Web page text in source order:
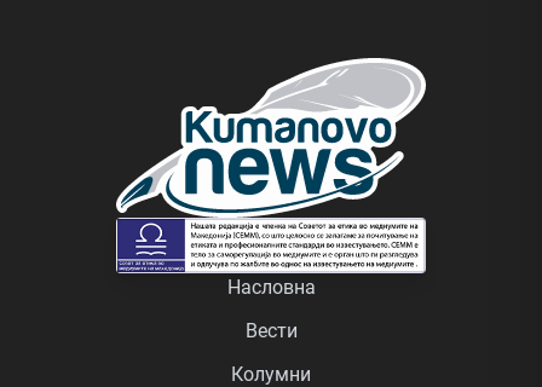
Насловна
Вести
Колумни